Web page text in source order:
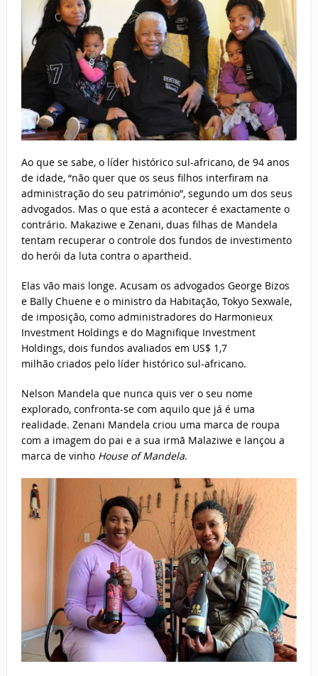
Ao que se sabe, o líder histórico sul-africano, de 94 anos
de idade, “não quer que os seus filhos interfiram na
administração do seu património”, segundo um dos seus
advogados. Mas o que está a acontecer é exactamente o
contrário. Makaziwe e Zenani, duas filhas de Mandela
tentam recuperar o controle dos fundos de investimento
do herói da luta contra o apartheid.
Elas vão mais longe. Acusam os advogados George Bizos
e Bally Chuene e o ministro da Habitação, Tokyo Sexwale,
de imposição, como administradores do Harmonieux
Investment Holdings e do Magnifique Investment
Holdings, dois fundos avaliados em US$ 1,7
milhão criados pelo líder histórico sul-africano.
Nelson Mandela que nunca quis ver o seu nome
explorado, confronta-se com aquilo que já é uma
realidade. Zenani Mandela criou uma marca de roupa
com a imagem do pai e a sua irmã Malaziwe e lançou a
marca de vinho House of Mandela.